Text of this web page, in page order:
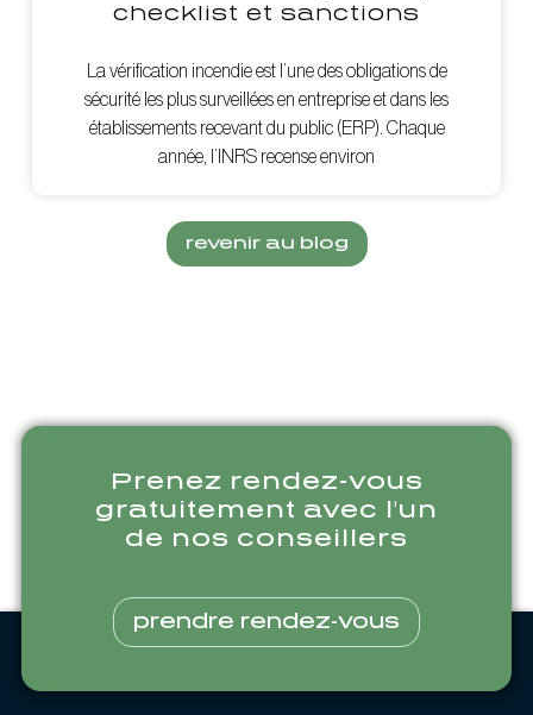
checklist et sanctions
La vérification incendie est l’une des obligations de
sécurité les plus surveillées en entreprise et dans les
établissements recevant du public (ERP). Chaque
année, l’INRS recense environ
revenir au blog
Prenez rendez-vous
gratuitement avec l'un
de nos conseillers
prendre rendez-vous